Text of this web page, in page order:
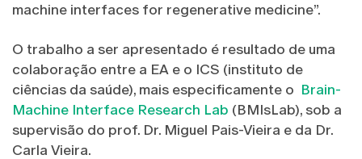
machine interfaces for regenerative medicine”.
O trabalho a ser apresentado é resultado de uma
colaboração entre a EA e o ICS (instituto de
ciências da saúde), mais especificamente o Brain-
Machine Interface Research Lab (BMIsLab), sob a
supervisão do prof. Dr. Miguel Pais-Vieira e da Dr.
Carla Vieira.